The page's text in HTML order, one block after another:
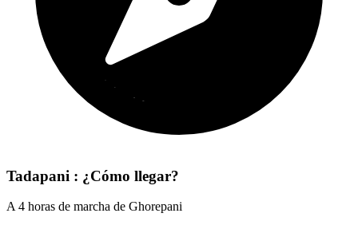
Tadapani : ¿Cómo llegar?
A 4 horas de marcha de Ghorepani